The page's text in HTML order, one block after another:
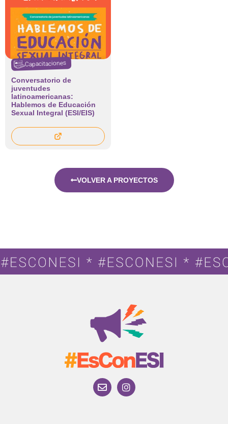
Capacitaciones
Conversatorio de
juventudes
latinoamericanas:
Hablemos de Educación
Sexual Integral (ESI/EIS)
VOLVER A PROYECTOS